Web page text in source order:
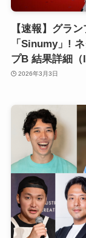
【速報】グラ
「Sinumy」!
プB 結果詳細（
2026年3月3日